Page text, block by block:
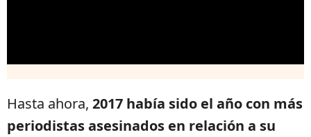
Hasta ahora, 2017 había sido el año con más
periodistas asesinados en relación a su